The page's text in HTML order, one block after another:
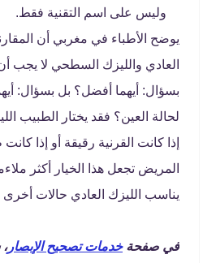
وليس على اسم التقنية فقط.
يوضح الأطباء في مغربي أن
العادي والليزك السطحي لا يجب
بسؤال: أيهما أفضل؟ بل بسؤال:
لحالة العين؟ فقد يختار الطبيب
إذا كانت القرنية رقيقة أو إذا
المريض تجعل هذا الخيار أكثر
يناسب الليزك العادي حالات
في صفحةخدمات تصحيح الإبصار